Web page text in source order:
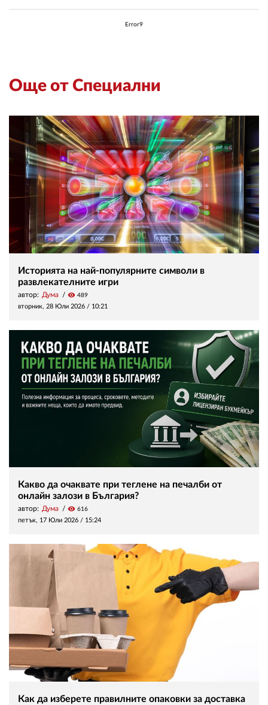
Error9
Още от Специални
Историята на най-популярните символи в
развлекателните игри
автор: Дума visibility 489
вторник, 28 Юли 2026 / 10:21
Какво да очаквате при теглене на печалби от
онлайн залози в България?
автор: Дума visibility 616
петък, 17 Юли 2026 / 15:24
Как да изберете правилните опаковки за доставка